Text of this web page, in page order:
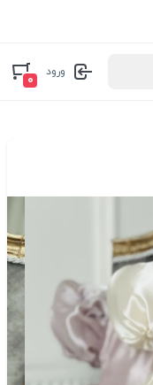
ورود
۰